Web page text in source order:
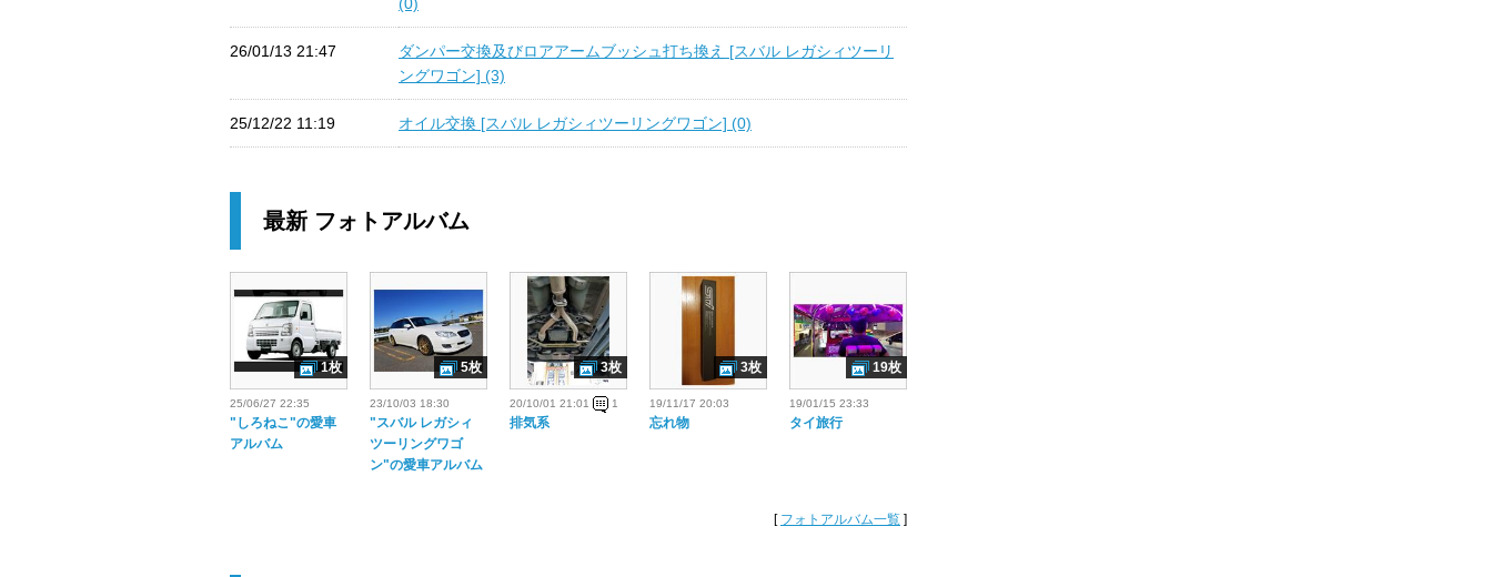
26/01/13 21:47
ダンパー交換及びロアアームブッシュ打ち換え [スバル レガシィツーリ
ングワゴン] (3)
25/12/22 11:19 オイル交換 [スバル レガシィツーリングワゴン] (0)
最新 フォトアルバム
25/06/27 22:35
"しろねこ"の愛車
アルバム
1枚
23/10/03 18:30
"スバル レガシィ
ツーリングワゴ
ン"の愛車アルバム
5枚
20/10/01 21:01 1
排気系
3枚
19/11/17 20:03
忘れ物
3枚
19/01/15 23:33
タイ旅行
19枚
[ フォトアルバム一覧 ]